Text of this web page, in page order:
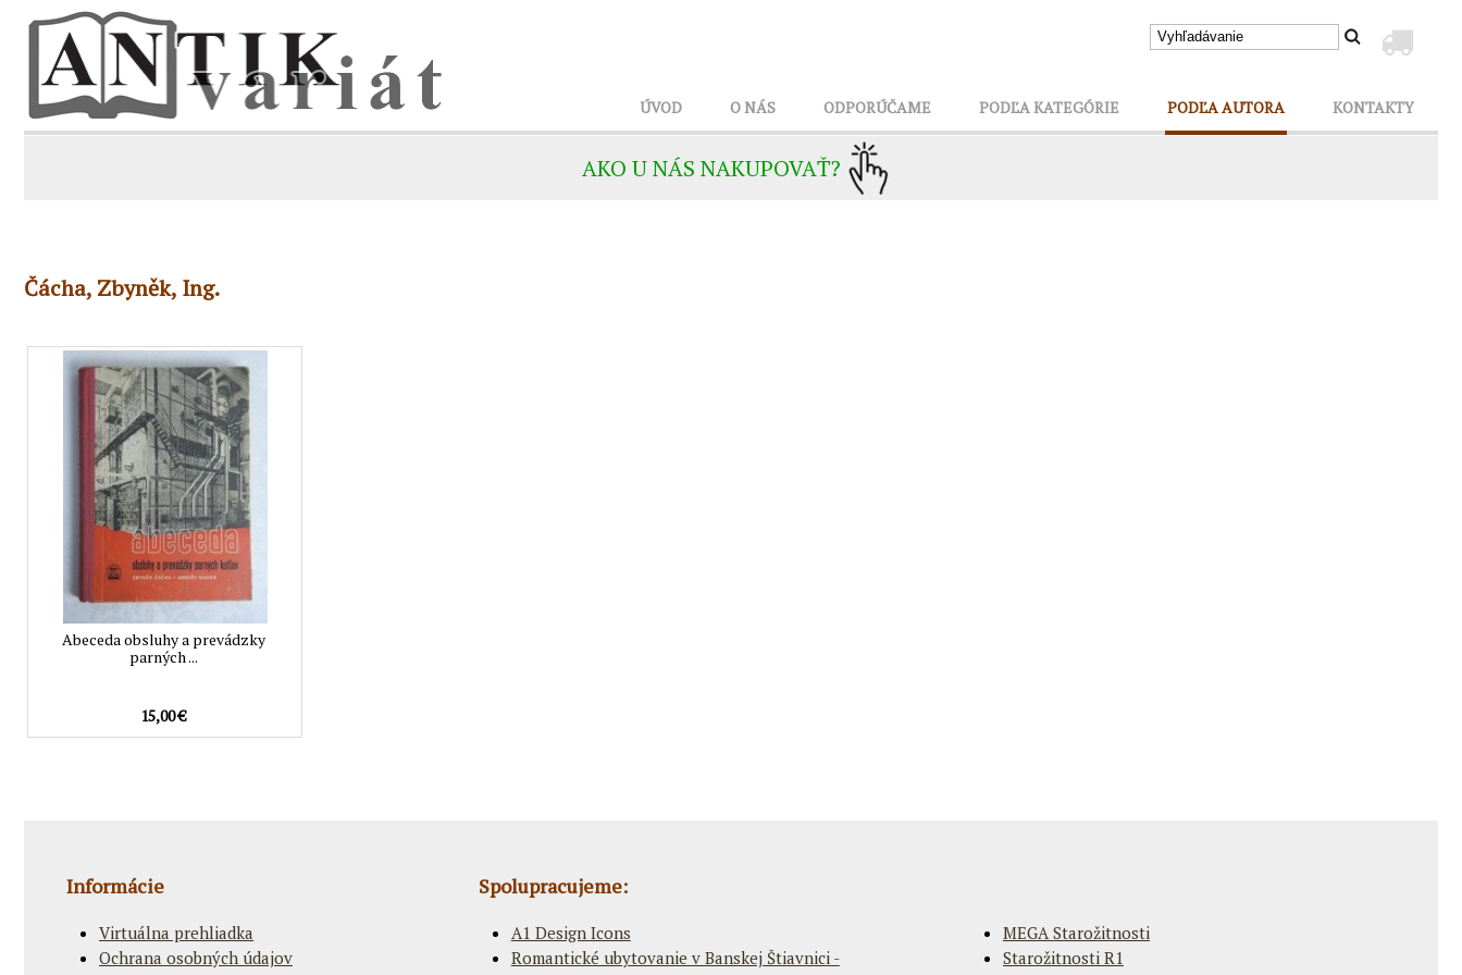
ÚVOD O NÁS ODPORÚČAME PODĽA KATEGÓRIE PODĽA AUTORA KONTAKTY
AKO U NÁS NAKUPOVAŤ?
Čácha, Zbyněk, Ing.
Abeceda obsluhy a prevádzky
parných ...
15,00 €
Informácie
Virtuálna prehliadka
Ochrana osobných údajov
Spolupracujeme:
A1 Design Icons
Romantické ubytovanie v Banskej Štiavnici -
MEGA Starožitnosti
Starožitnosti R1